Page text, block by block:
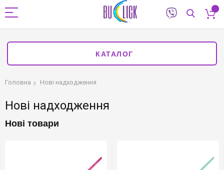
КАТАЛОГ
Головна Нові надходження
Нові надходження
Нові товари